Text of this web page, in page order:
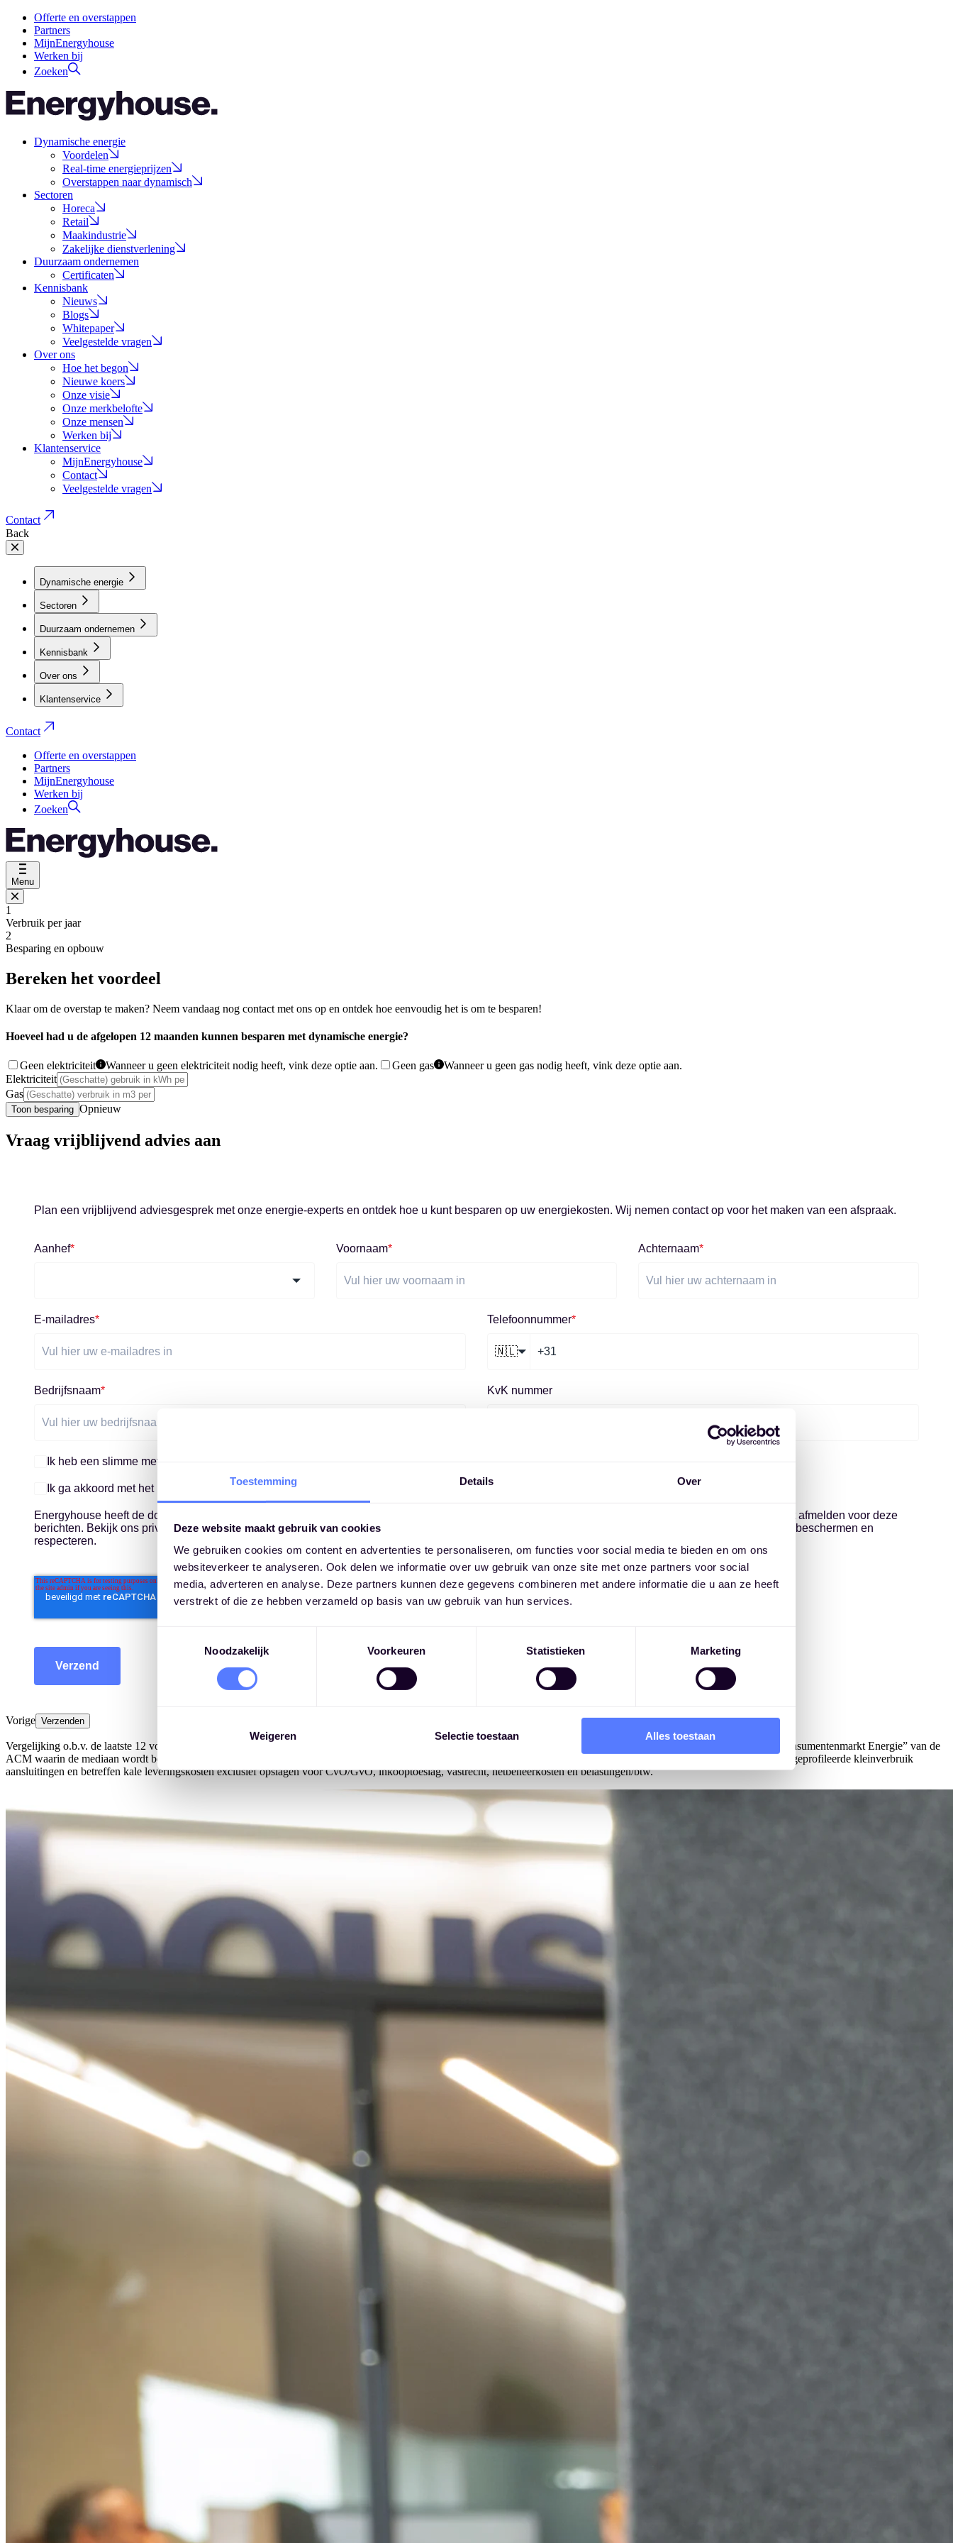
Toestemming Details Over
Deze website maakt gebruik van cookies
We gebruiken cookies om content en advertenties te personaliseren, om functies voor social media te bieden en om ons
websiteverkeer te analyseren. Ook delen we informatie over uw gebruik van onze site met onze partners voor social
media, adverteren en analyse. Deze partners kunnen deze gegevens combineren met andere informatie die u aan ze heeft
verstrekt of die ze hebben verzameld op basis van uw gebruik van hun services.
Noodzakelijk
Voorkeuren Statistieken Marketing
Weigeren Selectie toestaan Alles toestaan
Offerte en overstappen
Partners
MijnEnergyhouse
Werken bij
Zoeken
Dynamische energie
Voordelen
Real-time energieprijzen
Overstappen naar dynamisch
Sectoren
Horeca
Retail
Maakindustrie
Zakelijke dienstverlening
Duurzaam ondernemen
Certificaten
Kennisbank
Nieuws
Blogs
Whitepaper
Veelgestelde vragen
Over ons
Hoe het begon
Nieuwe koers
Onze visie
Onze merkbelofte
Onze mensen
Werken bij
Klantenservice
MijnEnergyhouse
Contact
Veelgestelde vragen
Contact
Back
Dynamische energie
Sectoren
Duurzaam ondernemen
Kennisbank
Over ons
Klantenservice
Contact
Offerte en overstappen
Partners
MijnEnergyhouse
Werken bij
Zoeken
Menu
1
Verbruik per jaar
2
Besparing en opbouw
Bereken het voordeel
Klaar om de overstap te maken? Neem vandaag nog contact met ons op en ontdek hoe eenvoudig het is om te besparen!
Hoeveel had u de afgelopen 12 maanden kunnen besparen met dynamische energie?
Geen elektriciteit Wanneer u geen elektriciteit nodig heeft, vink deze optie aan. Geen gas
Wanneer u geen gas nodig heeft, vink deze optie aan.
Elektriciteit
Gas
Toon besparing Opnieuw
Vraag vrijblijvend advies aan
Plan een vrijblijvend adviesgesprek met onze energie-experts en ontdek hoe u kunt besparen op uw energiekosten. Wij nemen contact op voor het maken van een afspraak.
Aanhef* Voornaam* Achternaam*
E-mailadres* Telefoonnummer*
🇳🇱
Bedrijfsnaam* KvK nummer
Ik heb een slimme meter
Ik ga akkoord met het privacystatement*
Energyhouse heeft de door u verstrekte contactgegevens nodig om contact met u op te nemen over onze producten en diensten. U kunt u op elk moment afmelden voor deze
berichten. Bekijk ons privacybeleid voor meer informatie over hoe u zich af kan melden, onze privacypraktijken en hoe we ons inzetten om uw privacy te beschermen en
respecteren.
Verzend
Vorige Verzenden
Vergelijking o.b.v. de laatste 12 volledige kalender maanden. Vergelijking tussen gemiddelde marktprijzen van elektriciteit (EPEX) en gas (TTF Day Ahead) en de “Monitor Consumentenmarkt Energie” van de
ACM waarin de mediaan wordt berekend van vaste en variabele tarieven, die elke 1ste van elke maand aan nieuwe klanten worden aangeboden. Getoonde bedragen zijn o.b.v. geprofileerde kleinverbruik
aansluitingen en betreffen kale leveringskosten exclusief opslagen voor CvO/GvO, inkooptoeslag, vastrecht, netbeheerkosten en belastingen/btw.